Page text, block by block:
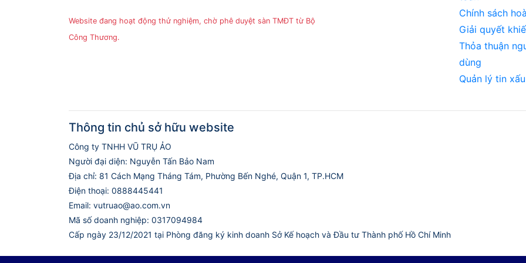
Website đang hoạt động thử nghiệm, chờ phê duyệt sàn TMĐT từ Bộ
Công Thương.
Chính sách
Giải quyết
Thỏa thuận
dùng
Quản lý tin xấu
Thông tin chủ sở hữu website
Công ty TNHH VŨ TRỤ ẢO
Người đại diện: Nguyễn Tấn Bảo Nam
Địa chỉ: 81 Cách Mạng Tháng Tám, Phường Bến Nghé, Quận 1, TP.HCM
Điện thoại: 0888445441
Email: vutruao@ao.com.vn
Mã số doanh nghiệp: 0317094984
Cấp ngày 23/12/2021 tại Phòng đăng ký kinh doanh Sở Kế hoạch và Đầu tư Thành phố Hồ Chí Minh